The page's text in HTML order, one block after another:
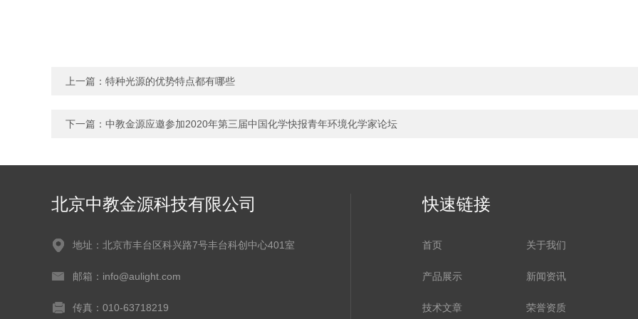
上一篇： 特种光源的优势特点都有哪些
下一篇： 中教金源应邀参加2020年第三届中国化学快报青年环境化学家论坛
北京中教金源科技有限公司
地址：北京市丰台区科兴路7号丰台科创中心401室
邮箱：info@aulight.com
传真：010-63718219
快速链接
首页 关于我们
产品展示 新闻资讯
技术文章 荣誉资质